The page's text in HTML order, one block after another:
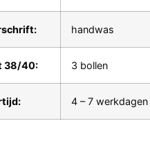
handwas
38/40: 3 bollen
4 – 7 werkdagen